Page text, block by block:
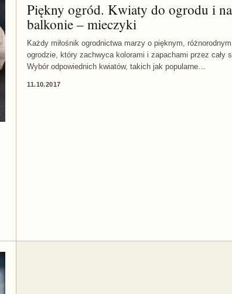
Piękny ogród. Kwiaty do ogrodu i na
balkonie – mieczyki
Każdy miłośnik ogrodnictwa marzy o pięknym, różnorodnym
ogrodzie, który zachwyca kolorami i zapachami przez cały
Wybór odpowiednich kwiatów, takich jak popularne…
11.10.2017